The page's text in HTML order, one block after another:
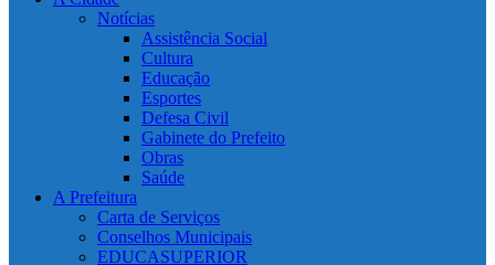
Notícias
Assistência Social
Cultura
Educação
Esportes
Defesa Civil
Gabinete do Prefeito
Obras
Saúde
A Prefeitura
Carta de Serviços
Conselhos Municipais
EDUCASUPERIOR